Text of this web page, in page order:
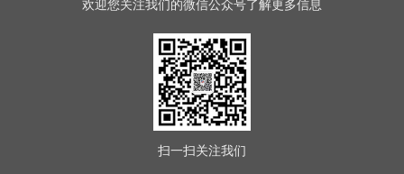
欢迎您关注我们的微信公众号了解更多信息
扫一扫关注我们